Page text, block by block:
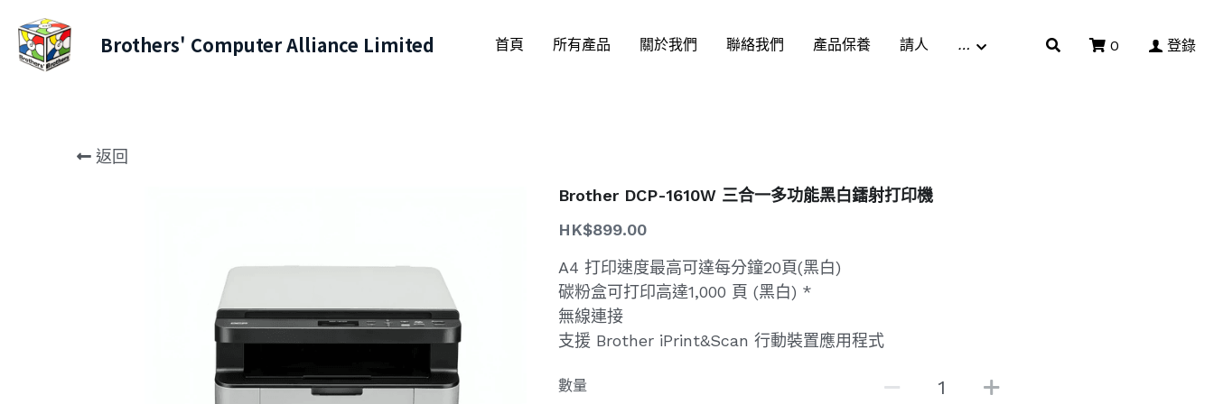
Brothers' Computer Alliance Limited 首頁 所有產品 關於我們 聯絡我們 產品保養 請人 … 0 登錄
返回
Brother DCP-1610W 三合一多功能黑白鐳射打印機
HK$899.00
A4 打印速度最高可達每分鐘20頁(黑白)
碳粉盒可打印高達1,000 頁 (黑白) *
無線連接
支援 Brother iPrint&Scan 行動裝置應用程式
數量